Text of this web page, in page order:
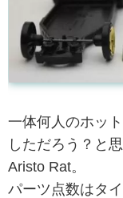
一体何人のホッ
しただろう？と
Aristo Rat。
パーツ点数はタ